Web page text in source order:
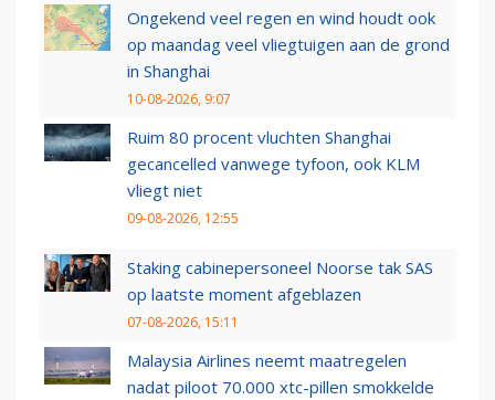
Ongekend veel regen en wind houdt ook
op maandag veel vliegtuigen aan de grond
in Shanghai
10-08-2026, 9:07
Ruim 80 procent vluchten Shanghai
gecancelled vanwege tyfoon, ook KLM
vliegt niet
09-08-2026, 12:55
Staking cabinepersoneel Noorse tak SAS
op laatste moment afgeblazen
07-08-2026, 15:11
Malaysia Airlines neemt maatregelen
nadat piloot 70.000 xtc-pillen smokkelde